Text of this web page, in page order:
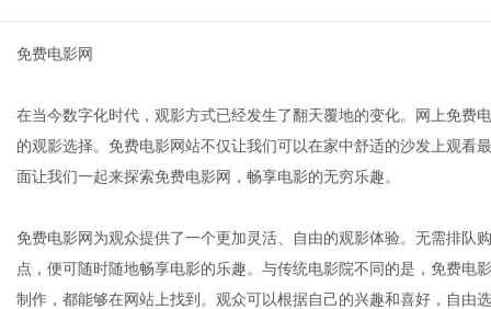
免费电影网
在当今数字化时代，观影方式已经发生了翻天覆地的变化。网上免费
的观影选择。免费电影网站不仅让我们可以在家中舒适的沙发上观看
面让我们一起来探索免费电影网，畅享电影的无穷乐趣。
免费电影网为观众提供了一个更加灵活、自由的观影体验。无需排队
点，便可随时随地畅享电影的乐趣。与传统电影院不同的是，免费电
制作，都能够在网站上找到。观众可以根据自己的兴趣和喜好，自由